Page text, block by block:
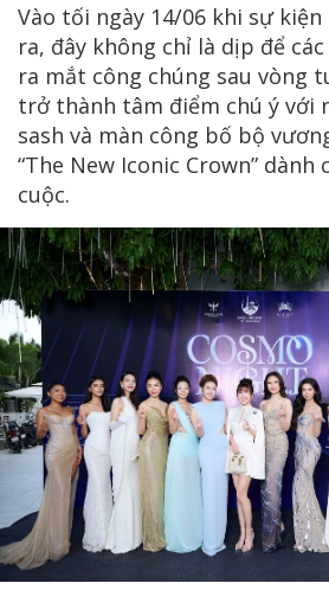
Vào tối ngày 14/06 khi sự
ra, đây không chỉ là dịp để
ra mắt công chúng sau vòng
trở thành tâm điểm chú ý với
sash và màn công bố bộ
“The New Iconic Crown” dành
cuộc.